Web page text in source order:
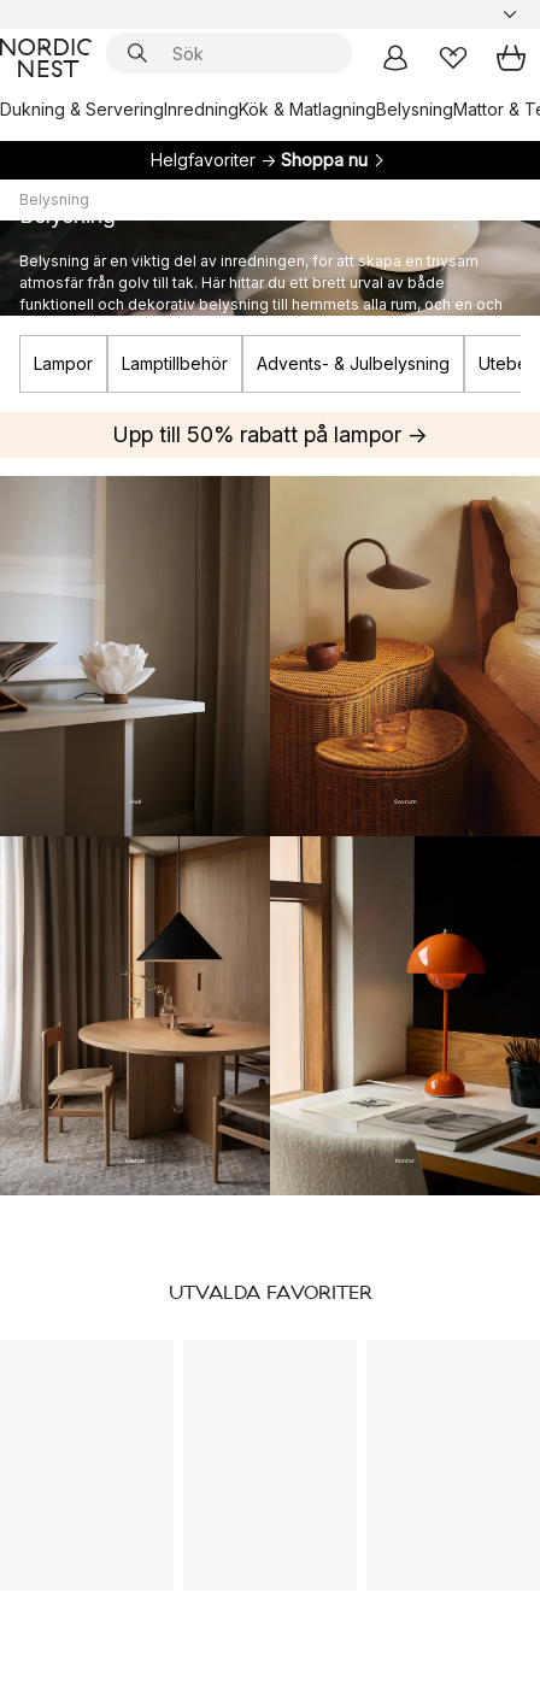
Dukning & ServeringInredningKök & MatlagningBelysningMattor &
Helgfavoriter → Shoppa nu
Belysning
Belysning
Belysning är en viktig del av inredningen, för att skapa en trivsam
atmosfär från golv till tak. Här hittar du ett brett urval av både
funktionell och dekorativ belysning till hemmets alla rum, och en och
Lampor Lamptillbehör Advents- & Julbelysning
Upp till 50% rabatt på lampor →
Hall Sovrum
Matsal Kontor
UTVALDA FAVORITER